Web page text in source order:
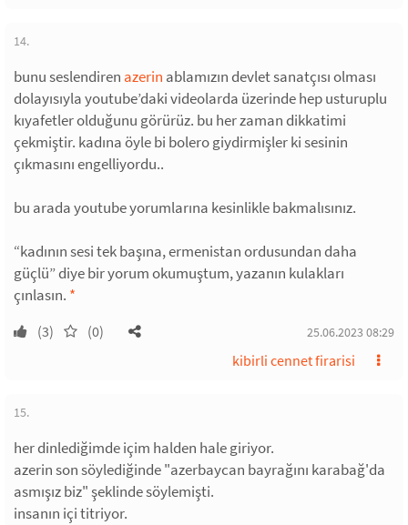
14.
bunu seslendiren azerin ablamızın devlet sanatçısı olması
dolayısıyla youtube’daki videolarda üzerinde hep usturuplu
kıyafetler olduğunu görürüz. bu her zaman dikkatimi
çekmiştir. kadına öyle bi bolero giydirmişler ki sesinin
çıkmasını engelliyordu..
bu arada youtube yorumlarına kesinlikle bakmalısınız.
“kadının sesi tek başına, ermenistan ordusundan daha
güçlü” diye bir yorum okumuştum, yazanın kulakları
çınlasın. *
(3) (0) 25.06.2023 08:29
kibirli cennet firarisi
15.
her dinlediğimde içim halden hale giriyor.
azerin son söylediğinde "azerbaycan bayrağını karabağ'da
asmışız biz" şeklinde söylemişti.
insanın içi titriyor.